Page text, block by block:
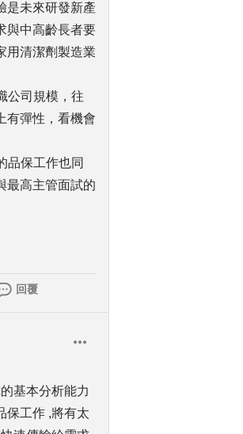
是未來研發新產
與中高齡長者要
用清潔劑製造業
公司規模，往
有彈性，看機會
品保工作也同
最高主管面試的
回覆
基本分析能力
保工作 ,將有太